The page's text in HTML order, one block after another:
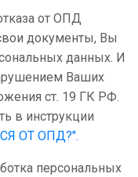
от ОПД
документы, Вы
данных. И
Ваших
ст. 19 ГК РФ.
в инструкции
ОТ ОПД?".
персональных